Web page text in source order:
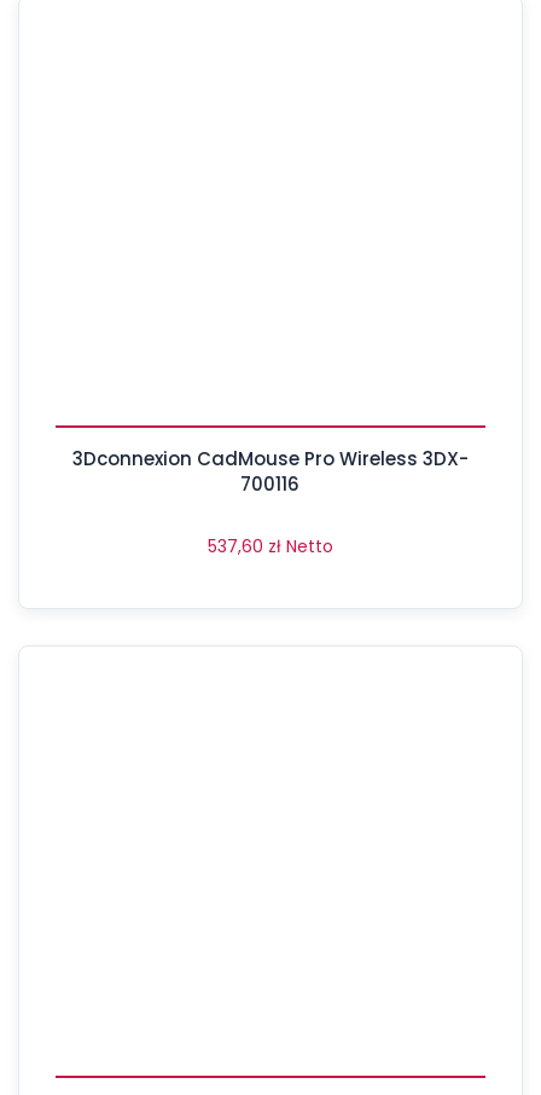
3Dconnexion CadMouse Pro Wireless 3DX-
700116
537,60 zł Netto